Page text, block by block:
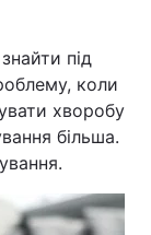
під
коли
хворобу
більша.